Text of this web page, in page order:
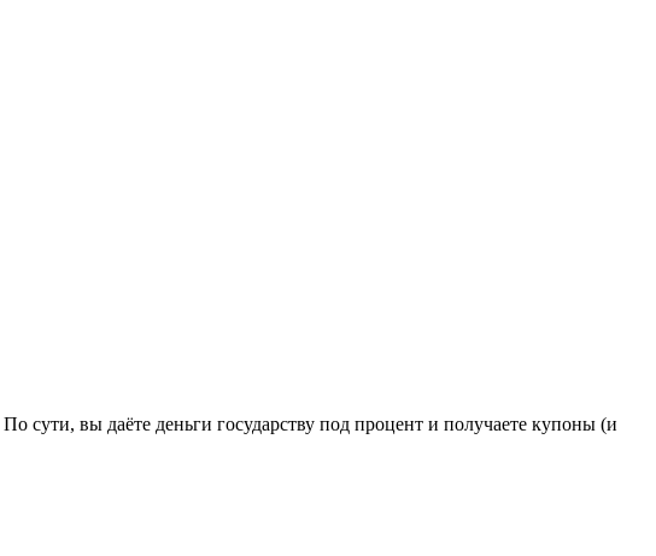
вы даёте деньги государству под процент и получаете купоны (и